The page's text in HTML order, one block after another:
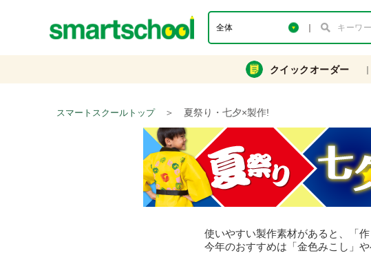
クイックオーダー
スマートスクールトップ ＞ 夏祭り・七夕×製作!
使いやすい製作素材があると、「
今年のおすすめは「金色みこし」